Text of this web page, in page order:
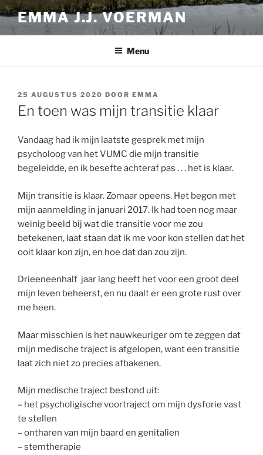
Ga
naar
de
EMMA J.J. VOERMAN
Menu
GEPLAATST
OP
25 AUGUSTUS 2020 DOOR EMMA
En toen was mijn transitie klaar
Vandaag had ik mijn laatste gesprek met mijn
psycholoog van het VUMC die mijn transitie
begeleidde, en ik besefte achteraf pas . . . het is klaar.
Mijn transitie is klaar. Zomaar opeens. Het begon met
mijn aanmelding in januari 2017. Ik had toen nog maar
weinig beeld bij wat die transitie voor me zou
betekenen, laat staan dat ik me voor kon stellen dat het
ooit klaar kon zijn, en hoe dat dan zou zijn.
Drieeneenhalf jaar lang heeft het voor een groot deel
mijn leven beheerst, en nu daalt er een grote rust over
me heen.
Maar misschien is het nauwkeuriger om te zeggen dat
mijn medische traject is afgelopen, want een transitie
laat zich niet zo precies afbakenen.
Mijn medische traject bestond uit:
– het psycholigische voortraject om mijn dysforie vast
te stellen
– ontharen van mijn baard en genitalien
– stemtherapie